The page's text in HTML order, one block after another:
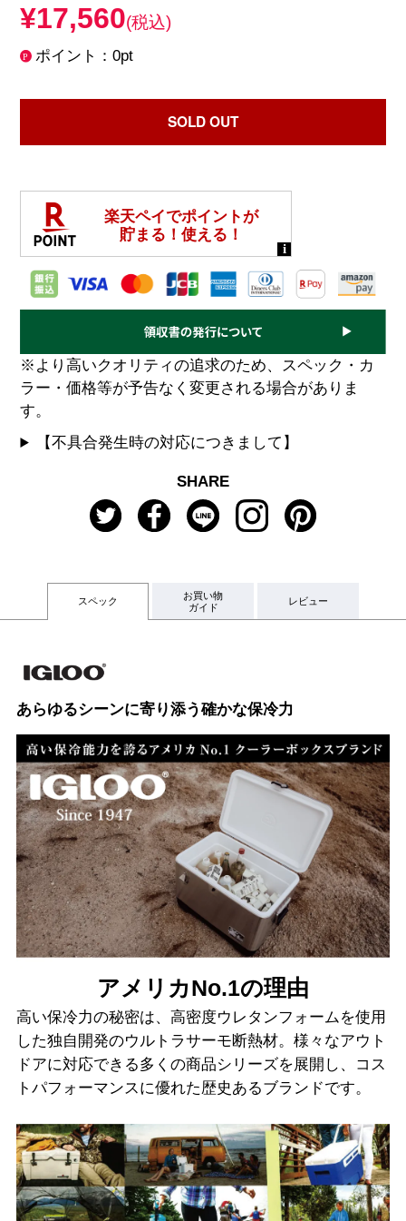
¥17,560(税込)
ポイント：0pt
SOLD OUT
※より高いクオリティの追求のため、スペック・カ
ラー・価格等が予告なく変更される場合がありま
す。
【不具合発生時の対応につきまして】
SHARE
スペック
お買い物
ガイド
レビュー
あらゆるシーンに寄り添う確かな保冷力
アメリカNo.1の理由
高い保冷力の秘密は、高密度ウレタンフォームを使用
した独自開発のウルトラサーモ断熱材。様々なアウト
ドアに対応できる多くの商品シリーズを展開し、コス
トパフォーマンスに優れた歴史あるブランドです。